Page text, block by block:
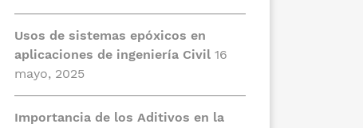
Usos de sistemas epóxicos en
aplicaciones de ingeniería Civil 16
mayo, 2025
Importancia de los Aditivos en la